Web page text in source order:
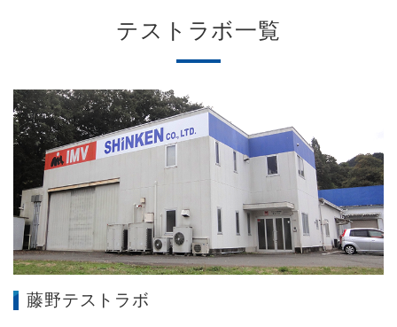
テストラボ一覧
藤野テストラボ